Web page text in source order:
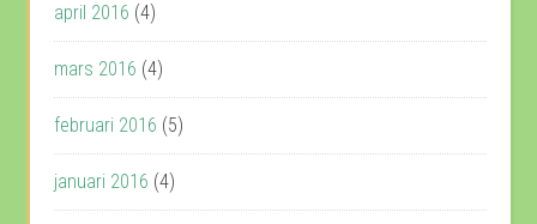
april 2016 (4)
mars 2016 (4)
februari 2016 (5)
januari 2016 (4)